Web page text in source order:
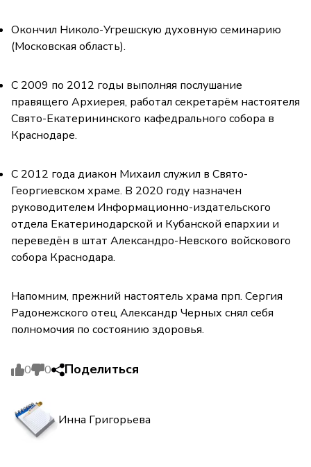
Окончил Николо-Угрешскую духовную семинарию
(Московская область).
С 2009 по 2012 годы выполняя послушание
правящего Архиерея, работал секретарём настоятеля
Свято-Екатерининского кафедрального собора в
Краснодаре.
С 2012 года диакон Михаил служил в Свято-
Георгиевском храме. В 2020 году назначен
руководителем Информационно-издательского
отдела Екатеринодарской и Кубанской епархии и
переведён в штат Александро-Невского войскового
собора Краснодара.
Напомним, прежний настоятель храма прп. Сергия
Радонежского отец Александр Черных снял себя
полномочия по состоянию здоровья.
0 0 Поделиться
Инна Григорьева